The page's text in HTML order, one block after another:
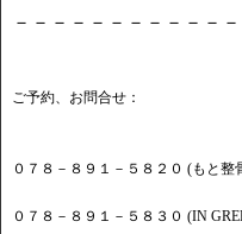
－－－－－－－－－－－
ご予約、お問合せ：
０７８－８９１－５８２０ (もと整
０７８－８９１－５８３０ (IN